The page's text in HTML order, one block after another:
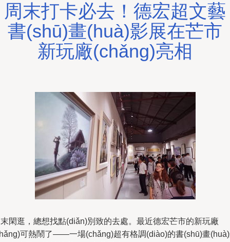
周末打卡必去！德宏超文藝
書(shū)畫(huà)影展在芒市
新玩廠(chǎng)亮相
閑逛，總想找點(diǎn)別致的去處。最近德宏芒市的新玩廠
可熱鬧了——一場(chǎng)超有格調(diào)的書(shū)畫